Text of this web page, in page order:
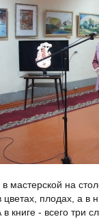
мастерской на
цветах, плодах, а в
в книге - всего три